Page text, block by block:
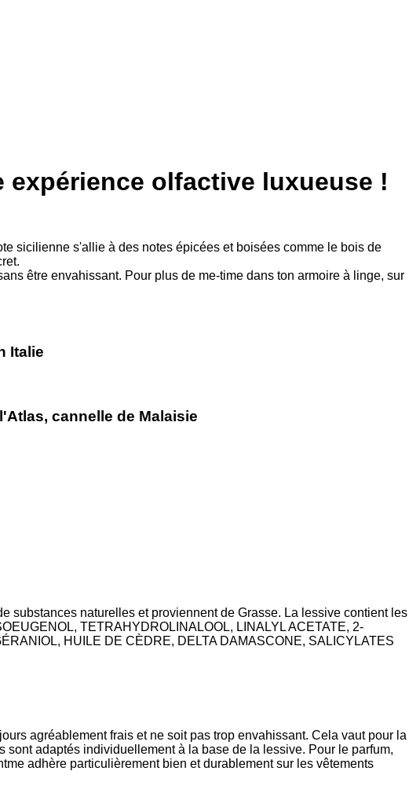
expérience olfactive luxueuse !
sicilienne s'allie à des notes épicées et boisées comme le bois de
être envahissant. Pour plus de me-time dans ton armoire à linge, sur
Italie
cannelle de Malaisie
substances naturelles et proviennent de Grasse. La lessive contient les
TETRAHYDROLINALOOL, LINALYL ACETATE, 2-
HUILE DE CÈDRE, DELTA DAMASCONE, SALICYLATES
agréablement frais et ne soit pas trop envahissant. Cela vaut pour la
adaptés individuellement à la base de la lessive. Pour le parfum,
adhère particulièrement bien et durablement sur les vêtements